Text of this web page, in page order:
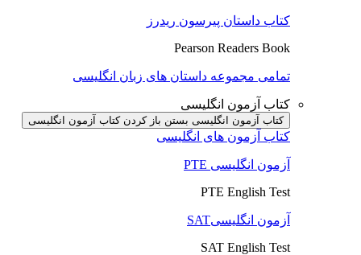
کتاب داستان پیرسون ریدرز
Pearson Readers Book
تمامی مجموعه داستان های زبان انگلیسی
کتاب آزمون انگلیسی
کتاب آزمون انگلیسی بستن باز کردن کتاب آزمون انگلیسی
کتاب آزمون های انگلیسی
آزمون انگلیسی PTE
PTE English Test
آزمون انگلیسیSAT
SAT English Test